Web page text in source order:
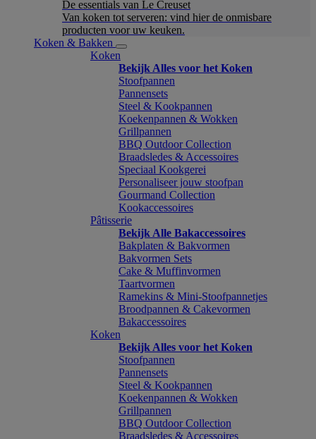
De essentials van Le Creuset
Van koken tot serveren: vind hier de onmisbare
producten voor uw keuken.
Koken & Bakken
Koken
Bekijk Alles voor het Koken
Stoofpannen
Pannensets
Steel & Kookpannen
Koekenpannen & Wokken
Grillpannen
BBQ Outdoor Collection
Braadsledes & Accessoires
Speciaal Kookgerei
Personaliseer jouw stoofpan
Gourmand Collection
Kookaccessoires
Pâtisserie
Bekijk Alle Bakaccessoires
Bakplaten & Bakvormen
Bakvormen Sets
Cake & Muffinvormen
Taartvormen
Ramekins & Mini-Stoofpannetjes
Broodpannen & Cakevormen
Bakaccessoires
Koken
Bekijk Alles voor het Koken
Stoofpannen
Pannensets
Steel & Kookpannen
Koekenpannen & Wokken
Grillpannen
BBQ Outdoor Collection
Braadsledes & Accessoires